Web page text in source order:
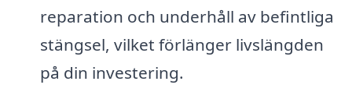
reparation och underhåll av befintliga
stängsel, vilket förlänger livslängden
på din investering.